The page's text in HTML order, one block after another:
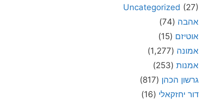
Uncategorized (27)
אהבה (74)
אוטיזם (15)
אמונה (1,277)
אמנות (253)
גרשון הכהן (817)
דור יחזקאלי (16)